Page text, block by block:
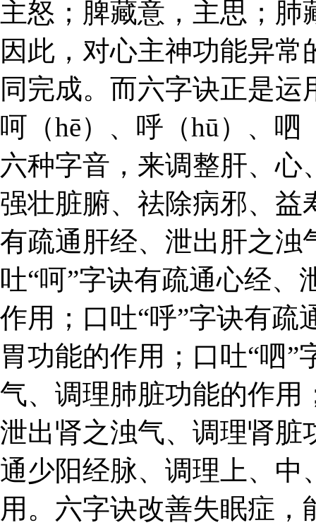
主怒；脾藏意，主思；
因此，对心主神功能异
同完成。而六字诀正是
呵（hē）、呼（hū）、
六种字音，来调整肝、
强壮脏腑、祛除病邪、益
有疏通肝经、泄出肝之浊
吐“呵”字诀有疏通心经
作用；口吐“呼”字诀有疏
胃功能的作用；口吐“呬
气、调理肺脏功能的作用
泄出肾之浊气、调理肾脏
通少阳经脉、调理上、中
用。六字诀改善失眠症